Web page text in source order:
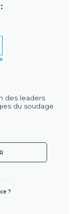
des leaders
du soudage
?